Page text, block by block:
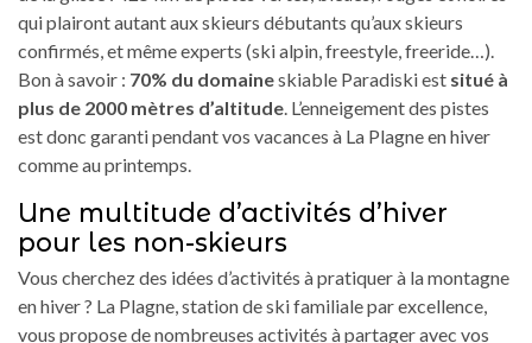
qui plairont autant aux skieurs débutants qu’aux skieurs
confirmés, et même experts (ski alpin, freestyle, freeride…).
Bon à savoir : 70% du domaineskiable Paradiski est situé à
plus de 2000 mètres d’altitude . L’enneigement des pistes
est donc garanti pendant vos vacances à La Plagne en hiver
comme au printemps.
Une multitude d’activités d’hiver
pour les non-skieurs
Vous cherchez des idées d’activités à pratiquer à la montagne
en hiver ? La Plagne, station de ski familiale par excellence,
vous propose de nombreuses activités à partager avec vos